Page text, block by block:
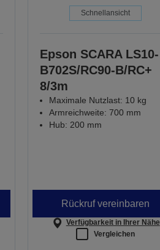
Schnellansicht
Epson SCARA LS10-
B702S/RC90-B/RC+
8/3m
Maximale Nutzlast: 10 kg
Armreichweite: 700 mm
Hub: 200 mm
Rückruf vereinbaren
Verfügbarkeit in Ihrer Nähe
Vergleichen